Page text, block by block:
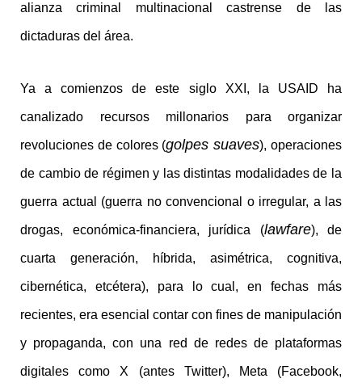
alianza criminal multinacional castrense de las
dictaduras del área.
Ya a comienzos de este siglo XXI, la USAID ha
canalizado recursos millonarios para organizar
revoluciones de colores (golpes suaves), operaciones
de cambio de régimen y las distintas modalidades de la
guerra actual (guerra no convencional o irregular, a las
drogas, económica-financiera, jurídica (lawfare), de
cuarta generación, híbrida, asimétrica, cognitiva,
cibernética, etcétera), para lo cual, en fechas más
recientes, era esencial contar con fines de manipulación
y propaganda, con una red de redes de plataformas
digitales como X (antes Twitter), Meta (Facebook,